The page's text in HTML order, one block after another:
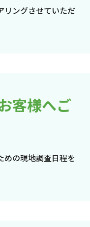
リングさせていただ
客様へご
めの現地調査日程を